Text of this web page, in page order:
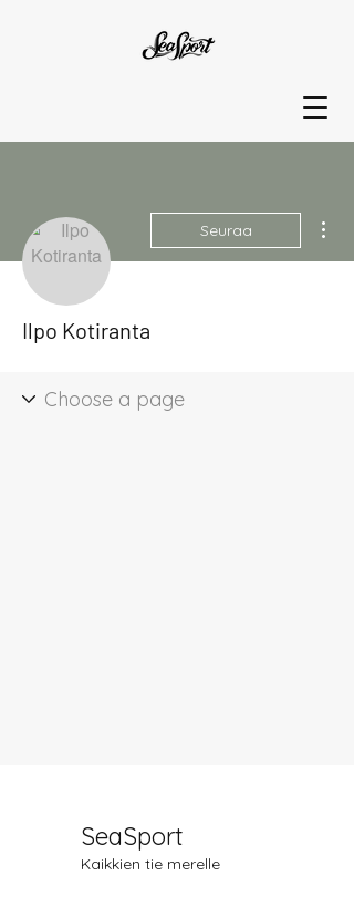
Seuraa
Ilpo Kotiranta
SeaSport
Kaikkien tie merelle